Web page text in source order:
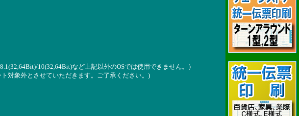
10(32,64Bit)など上記以外のOSでは使用できません。）
対象外とさせていただきます。ご了承ください。)